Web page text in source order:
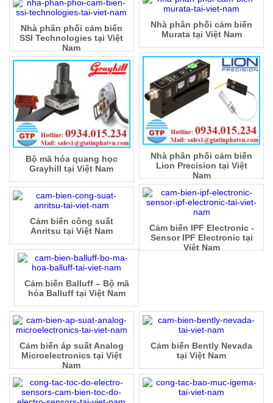
Nhà phân phối cảm biến
Murata tại Việt Nam
Nhà phân phối cảm biến
SSI Technologies tại Việt
Nam
Nhà phân phối cảm biến
Lion Precision tại Việt
Nam
Bộ mã hóa quang học
Grayhill tại Việt Nam
Cảm biến IPF Electronic -
Sensor IPF Electronic tại
Việt Nam
Cảm biến công suất
Anritsu tại Việt Nam
Cảm biến Balluff – Bộ mã
hóa Balluff tại Việt Nam
Cảm biến áp suất Analog
Microelectronics tại Việt
Nam
Cảm biến Bently Nevada
tại Việt Nam